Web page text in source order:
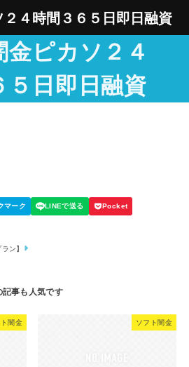
金ピカソ２４
５日即日融資
ン】
闇金 ソフト闇金
４時間３６５日即日融資